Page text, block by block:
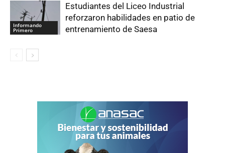
Informando
Primero
Estudiantes del Liceo Industrial
reforzaron habilidades en patio de
entrenamiento de Saesa